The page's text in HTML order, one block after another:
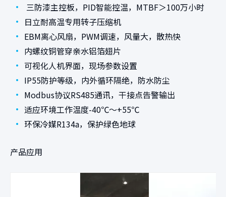
• 三防漆主控板，PID智能控温，MTBF＞100万小时
• 日立耐高温专用转子压缩机
• EBM离心风扇，PWM调速，风量大，散热快
• 内螺纹铜管穿亲水铝箔翅片
• 可视化人机界面，现场参数设置
• IP55防护等级，内外循环隔绝，防水防尘
• Modbus协议RS485通讯，干接点告警输出
• 适应环境工作温度-40℃～+55℃
• 环保冷媒R134a，保护绿色地球
产品应用